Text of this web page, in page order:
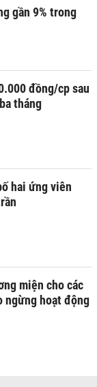
gần 9% trong
đồng/cp sau
tháng
hai ứng viên
miện cho các
ngừng hoạt động